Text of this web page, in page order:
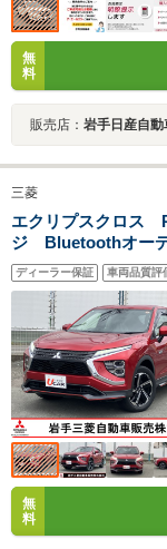
無
料
販売店： 岩手日産自動
三菱
エクリプスクロス
ジ Bluetoothオー
ングヒーター アダ
ーンキープアシス
止 100V給電
ディーラー保証 車両品質評
無
料